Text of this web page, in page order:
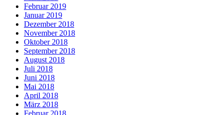
Februar 2019
Januar 2019
Dezember 2018
November 2018
Oktober 2018
September 2018
August 2018
Juli 2018
Juni 2018
Mai 2018
April 2018
März 2018
Februar 2018